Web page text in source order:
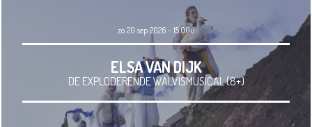
zo 20 sep 2026 - 15.00u
ELSA VAN DIJK
DE EXPLODERENDE WALVISMUSICAL (8+)